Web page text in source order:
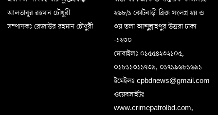
আলতাবুর রহমান চৌধুরী
সম্পাদকঃ রেজাউর রহমান চৌধুরী
২৬৮/১ কোটবাড়ী ব্রিজ সংলগ্ন ২য় ও
৩য় তলা আব্দুল্লাহপুর উত্তরা ঢাকা
-১২৩০
মোবাইলঃ ০১৫৫৪২৩২১০৫,
০১৮১১৩১১৭৩৯, ০১৭১৯৬৮১৬৯১
ইমেইলঃ cpbdnews@gmail.com
ওয়েবসাইটঃ
www.crimepatrolbd.com,